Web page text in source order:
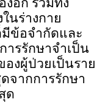
นร่างกาย
มีข้อจำกัดและ
ารรักษาจำเป็น
งผู้ป่วยเป็นราย
จากการรักษา
ด